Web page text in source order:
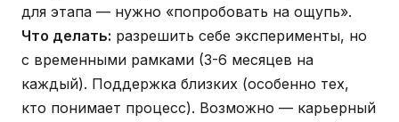
для этапа — нужно «попробовать на ощупь».
Что делать: разрешить себе эксперименты, но
с временными рамками (3-6 месяцев на
каждый). Поддержка близких (особенно тех,
кто понимает процесс). Возможно — карьерный